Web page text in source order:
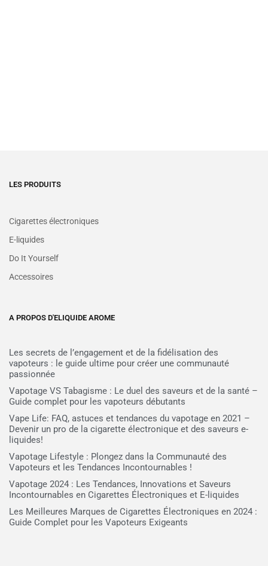
LES PRODUITS
Cigarettes électroniques
E-liquides
Do It Yourself
Accessoires
A PROPOS D'ELIQUIDE AROME
Les secrets de l’engagement et de la fidélisation des
vapoteurs : le guide ultime pour créer une communauté
passionnée
Vapotage VS Tabagisme : Le duel des saveurs et de la santé –
Guide complet pour les vapoteurs débutants
Vape Life: FAQ, astuces et tendances du vapotage en 2021 –
Devenir un pro de la cigarette électronique et des saveurs e-
liquides!
Vapotage Lifestyle : Plongez dans la Communauté des
Vapoteurs et les Tendances Incontournables !
Vapotage 2024 : Les Tendances, Innovations et Saveurs
Incontournables en Cigarettes Électroniques et E-liquides
Les Meilleures Marques de Cigarettes Électroniques en 2024 :
Guide Complet pour les Vapoteurs Exigeants